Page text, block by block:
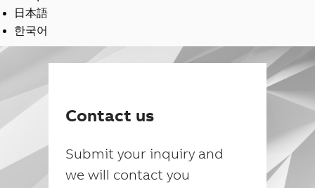
日本語
한국어
Contact us
Submit your inquiry and
we will contact you